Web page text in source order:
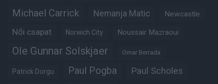
Michael Carrick Nemanja Matic Newcastle
Női csapat Norwich City Noussair Mazraoui
Ole Gunnar Solskjaer Omar Berrada
Patrick Dorgu Paul Pogba Paul Scholes